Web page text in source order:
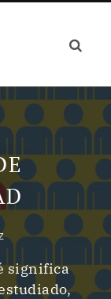
significa